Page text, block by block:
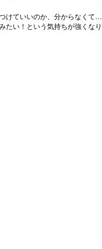
けていいのか、分からなくて
い！という気持ちが強くなり